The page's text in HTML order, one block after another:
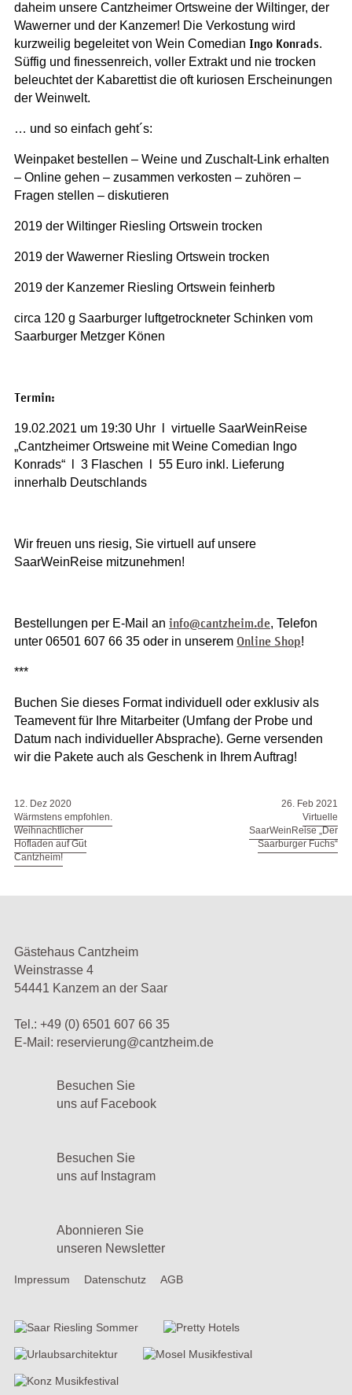
daheim unsere Cantzheimer Ortsweine der Wiltinger, der
Wawerner und der Kanzemer! Die Verkostung wird
kurzweilig begeleitet von Wein Comedian Ingo Konrads.
Süffig und finessenreich, voller Extrakt und nie trocken
beleuchtet der Kabarettist die oft kuriosen Erscheinungen
der Weinwelt.
… und so einfach geht´s:
Weinpaket bestellen – Weine und Zuschalt-Link erhalten
– Online gehen – zusammen verkosten – zuhören –
Fragen stellen – diskutieren
2019 der Wiltinger Riesling Ortswein trocken
2019 der Wawerner Riesling Ortswein trocken
2019 der Kanzemer Riesling Ortswein feinherb
circa 120 g Saarburger luftgetrockneter Schinken vom
Saarburger Metzger Könen
Termin:
19.02.2021 um 19:30 Uhr l virtuelle SaarWeinReise
„Cantzheimer Ortsweine mit Weine Comedian Ingo
Konrads“ l 3 Flaschen l 55 Euro inkl. Lieferung
innerhalb Deutschlands
Wir freuen uns riesig, Sie virtuell auf unsere
SaarWeinReise mitzunehmen!
Bestellungen per E-Mail an info@cantzheim.de, Telefon
unter 06501 607 66 35 oder in unserem Online Shop!
***
Buchen Sie dieses Format individuell oder exklusiv als
Teamevent für Ihre Mitarbeiter (Umfang der Probe und
Datum nach individueller Absprache). Gerne versenden
wir die Pakete auch als Geschenk in Ihrem Auftrag!
12. Dez 2020
Wärmstens empfohlen.
Weihnachtlicher
Hofladen auf Gut
Cantzheim!
26. Feb 2021
Virtuelle
SaarWeinReise „Der
Saarburger Fuchs“
Gästehaus Cantzheim
Weinstrasse 4
54441 Kanzem an der Saar
Tel.: +49 (0) 6501 607 66 35
E-Mail: reservierung@cantzheim.de
Besuchen Sie
uns auf Facebook
Besuchen Sie
uns auf Instagram
Abonnieren Sie
unseren Newsletter
Impressum Datenschutz AGB